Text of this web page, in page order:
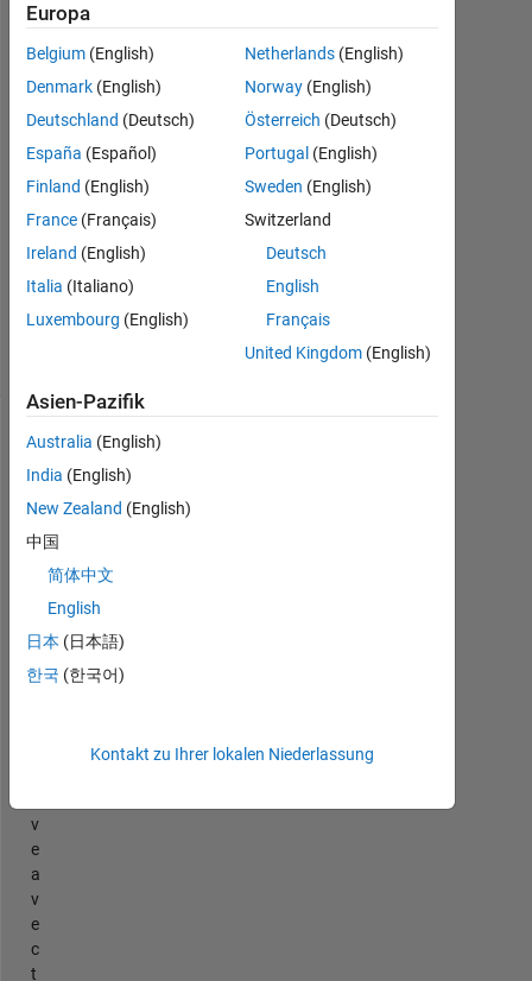
Sep.
2023
Antwort
Antwort
akzeptiert
Aktualisiert
18 Sep.
2023
15
Denc.mat
H
v
e
a
v
e
c
t
Europa
Belgium (English)
Denmark (English)
Deutschland (Deutsch)
España (Español)
Finland (English)
France (Français)
Ireland (English)
Italia (Italiano)
Luxembourg (English)
Netherlands (English)
Norway (English)
Österreich (Deutsch)
Portugal (English)
Sweden (English)
Switzerland
Deutsch
English
Français
United Kingdom (English)
Asien-Pazifik
Australia (English)
India (English)
New Zealand (English)
中国
简体中文
English
日本 (日本語)
한국 (한국어)
Kontakt zu Ihrer lokalen Niederlassung